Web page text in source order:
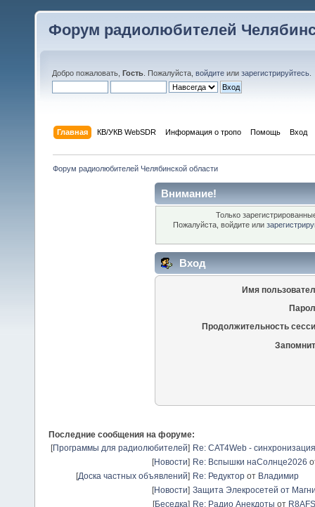
Форум радиолюбителей
Добро пожаловать, Гость . Пожалуйста, войдите или зарегистрируйтесь
Главная КВ/УКВ WebSDR Информация о тропо Помощь Вход
Форум радиолюбителей Челябинской области
Внимание!
Только
Пожалуйста, войдите или
Вход
Имя
Продолжительность
Последние сообщения на форуме:
[Программы для радиолюбителей] Re: CAT4Web -
[Новости] Re: Вспышки наСолнце2026
[Доска частных объявлений] Re: Редуктор от Владимир
[Новости] Защита Элекросетей от
[Беседка] Re: Радио Анекдоты от R8AFS